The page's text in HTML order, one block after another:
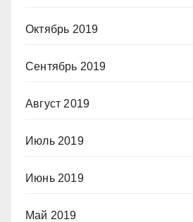
Октябрь 2019
Сентябрь 2019
Август 2019
Июль 2019
Июнь 2019
Май 2019